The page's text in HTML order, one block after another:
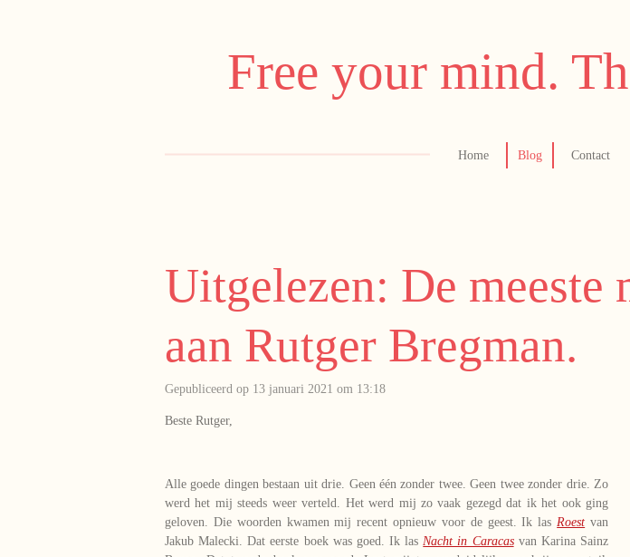
Free your mind.
Home Blog Contact
Uitgelezen: De meeste
aan Rutger Bregman.
Gepubliceerd op 13 januari 2021 om 13:18
Beste Rutger,
Alle goede dingen bestaan uit drie. Geen één zonder twee. Geen twee zonder drie. Zo
werd het mij steeds weer verteld. Het werd mij zo vaak gezegd dat ik het ook ging
geloven. Die woorden kwamen mij recent opnieuw voor de geest. Ik lasRoest van
Jakub Malecki. Dat eerste boek was goed. Ik lasNacht in Caracasvan Karina Sainz